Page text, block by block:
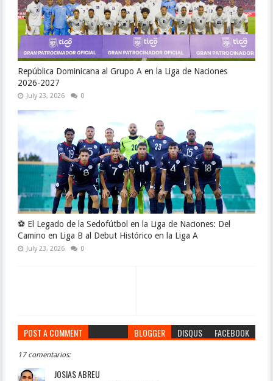
República Dominicana al Grupo A en la Liga de Naciones
2026-2027
July 23, 2026 0
⚽ El Legado de la Sedofútbol en la Liga de Naciones: Del
Camino en Liga B al Debut Histórico en la Liga A
July 23, 2026 0
POST A COMMENT BLOGGER DISQUS FACEBOOK
17 comentarios:
JOSIAS ABREU